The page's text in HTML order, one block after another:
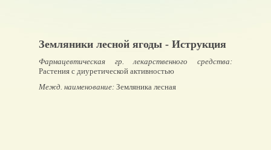
Земляники лесной ягоды - Иструкция
Фармацевтическая гр. лекарственного средства:
Растения с диуретической активностью
Межд. наименование: Земляника лесная